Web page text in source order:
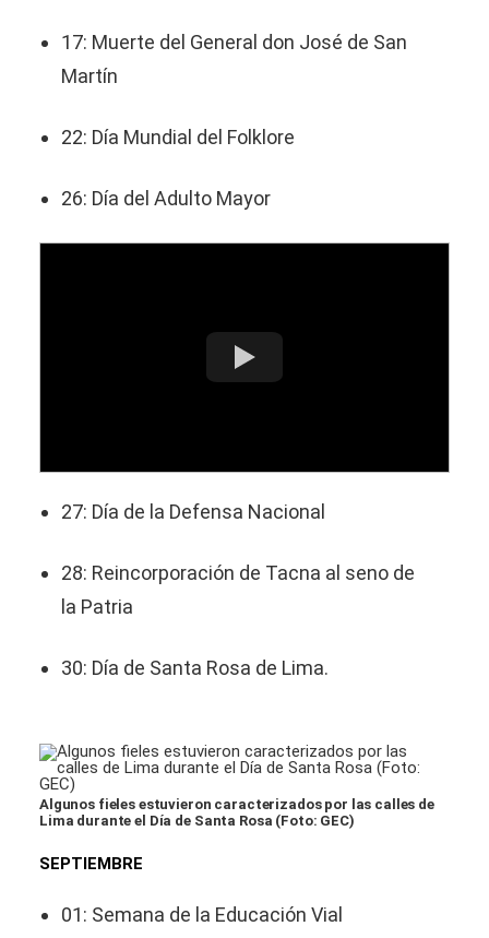
17: Muerte del General don José de San
Martín
22: Día Mundial del Folklore
26: Día del Adulto Mayor
27: Día de la Defensa Nacional
28: Reincorporación de Tacna al seno de
la Patria
30: Día de Santa Rosa de Lima.
Algunos fieles estuvieron caracterizados por las calles de
Lima durante el Día de Santa Rosa (Foto: GEC)
SEPTIEMBRE
01: Semana de la Educación Vial